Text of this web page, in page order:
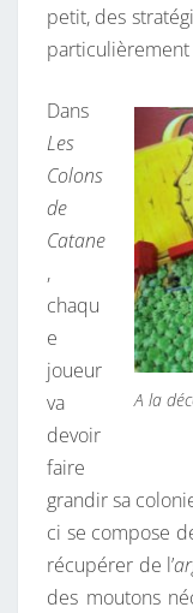
petit, des
A la
Dans
Les
Colons
de
Catane
,
chaqu
e
joueur
va
devoir
faire
grandir sa
ci se compose
récupérer de l’
des moutons